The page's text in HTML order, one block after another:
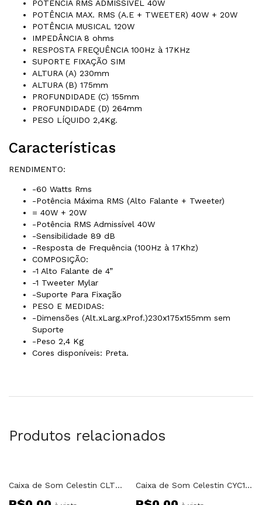
POTÊNCIA RMS ADMISSÍVEL 40W
POTÊNCIA MAX. RMS (A.E + TWEETER) 40W + 20W
POTÊNCIA MUSICAL 120W
IMPEDÂNCIA 8 ohms
RESPOSTA FREQUÊNCIA 100Hz à 17KHz
SUPORTE FIXAÇÃO SIM
ALTURA (A) 230mm
ALTURA (B) 175mm
PROFUNDIDADE (C) 155mm
PROFUNDIDADE (D) 264mm
PESO LÍQUIDO 2,4Kg.
Características
RENDIMENTO:
-60 Watts Rms
-Potência Máxima RMS (Alto Falante + Tweeter)
= 40W + 20W
-Potência RMS Admissível 40W
-Sensibilidade 89 dB
-Resposta de Frequência (100Hz à 17Khz)
COMPOSIÇÃO:
-1 Alto Falante de 4”
-1 Tweeter Mylar
-Suporte Para Fixação
PESO E MEDIDAS:
-Dimensões (Alt.xLarg.xProf.)230x175x155mm sem
Suporte
-Peso 2,4 Kg
Cores disponíveis: Preta.
Produtos relacionados
Caixa de Som Celestin CLT500AUB Ativa 15″ Bluetooth / Cartão / USB Caixa de Som Celestin CYC12DU Ativa 12″ USB/ Cartao RMS Class D